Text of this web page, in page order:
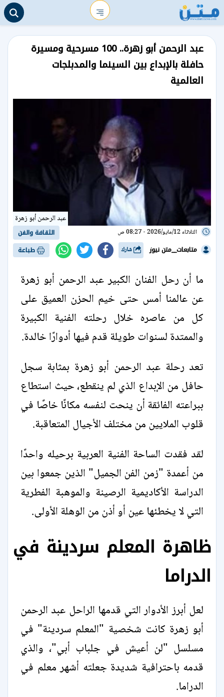
عبد الرحمن أبو زهرة.. 100 مسرحية ومسيرة
حافلة بالإبداع بين السينما والمدبلجات
العالمية
عبد الرحمن أبو زهرة
الثلاثاء 12/مايو/2026 - 08:27 ص
الثقافة والفن
متابعات__متن نيوز
طباعة
ما أن رحل الفنان الكبير عبد الرحمن أبو زهرة
عن عالمنا أمس حتى خيم الحزن العميق على
كل من عاصره خلال رحلته الفنية الكبيرة
والممتدة لسنوات طويلة قدم فيها أدوارًا خالدة.
تعد رحلة عبد الرحمن أبو زهرة بمثابة سجل
حافل من الإبداع الذي لم ينقطع، حيث استطاع
ببراعته الفائقة أن ينحت لنفسه مكانًا خاصًا في
قلوب الملايين من مختلف الأجيال المتعاقبة.
لقد فقدت الساحة الفنية العربية برحيله واحدًا
من أعمدة "زمن الفن الجميل" الذين جمعوا بين
الدراسة الأكاديمية الرصينة والموهبة الفطرية
التي لا يخطئها عين أو أذن من الوهلة الأولى.
ظاهرة المعلم سردينة في
الدراما
لعل أبرز الأدوار التي قدمها الراحل عبد الرحمن
أبو زهرة كانت شخصية "المعلم سردينة" في
مسلسل "لن أعيش في جلباب أبي"، والذي
قدمه باحترافية شديدة جعلته أشهر معلم في
الدراما.